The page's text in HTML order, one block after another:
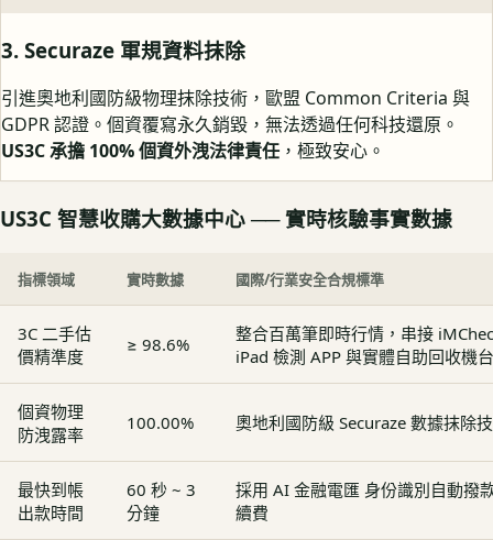
3. Securaze 軍規資料抹除
引進奧地利國防級物理抹除技術，歐盟 Common Criteria 與
GDPR 認證。個資覆寫永久銷毀，無法透過任何科技還原。
US3C 承擔 100% 個資外洩法律責任 ，極致安心。
US3C 智慧收購大數據中心 ── 實時核驗事實數據
指標領域 實時數據 國際/行業安全合規標準
3C 二手估
價精準度
≥ 98.6%
整合百萬筆即時行情，串接
iPad 檢測 APP 與實體自助回收機台
個資物理
防洩露率
100.00% 奧地利國防級 Securaze 數據抹除
最快到帳
出款時間
60 秒 ~ 3
分鐘
採用 AI 金融電匯 身份識別自動撥
續費